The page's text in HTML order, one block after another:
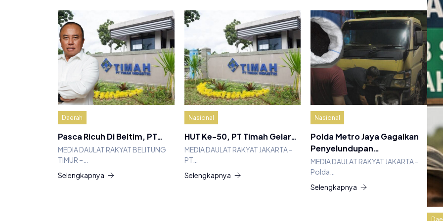
Daerah
Pasca Ricuh Di Beltim, PT…
MEDIA DAULAT RAKYAT BELITUNG
TIMUR –…
Selengkapnya
Nasional
HUT Ke-50, PT Timah Gelar…
MEDIA DAULAT RAKYAT JAKARTA –
PT…
Selengkapnya
Nasional
Polda Metro Jaya Gagalkan
Penyelundupan…
MEDIA DAULAT RAKYAT JAKARTA –
Polda…
Selengkapnya